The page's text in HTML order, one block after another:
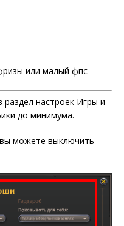
или малый фпс
настроек Игры и
до минимума.
можете выключить